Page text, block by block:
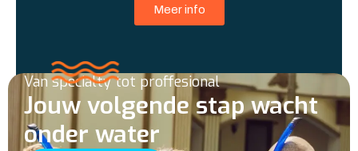
Meer info
Van specialty tot proffesional
Jouw volgende stap wacht
onder water